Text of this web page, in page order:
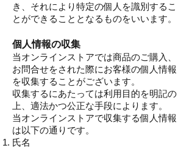
き、それにより特定の個人を識別するこ
とができることとなるものをいいます。
個人情報の収集
当オンラインストアでは商品のご購入、
お問合せをされた際にお客様の個人情報
を収集することがございます。
収集するにあたっては利用目的を明記の
上、適法かつ公正な手段によります。
当オンラインストアで収集する個人情報
は以下の通りです。
氏名